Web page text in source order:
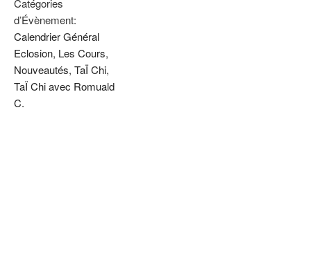
d’Évènement:
Calendrier Général
Eclosion, Les Cours,
Nouveautés, TaÏ Chi,
TaÏ Chi avec Romuald
C.